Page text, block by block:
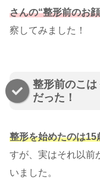
さんの“整形前のお
察してみました！
整形前のこ
だった！
整形を始めたのは15
すが、実はそれ以前
いました。